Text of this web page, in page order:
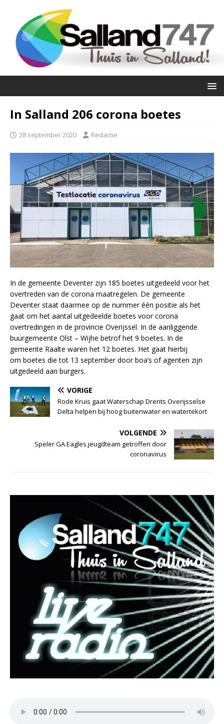
In Salland 206 corona boetes
28 september 2020 Redactie
In de gemeente Deventer zijn 185 boetes uitgedeeld voor het
overtreden van de corona maatregelen. De gemeente
Deventer staat daarmee op de nummer één positie als het
gaat om het aantal uitgedeelde boetes voor corona
overtredingen in de provincie Overijssel. In de aanliggende
buurgemeente Olst – Wijhe betrof het 9 boetes. In de
gemeente Raalte waren het 12 boetes. Het gaat hierbij
om boetes die tot 13 september door boa’s of agenten zijn
uitgedeeld aan burgers.
VORIGE
Rode Kruis gaat Waterschap Drents Overijsselse
Delta helpen bij hoog buitenwater en watertekort
VOLGENDE
Speler GA Eagles jeugdteam getroffen door
coronavirus